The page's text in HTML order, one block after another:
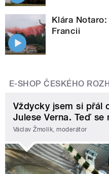
Klára
Francii
E-SHOP ČESKÉHO
Vždycky jsem si přál
Julese Verna. Teď se
Václav Žmolík, moderátor